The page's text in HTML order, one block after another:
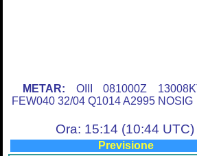
METAR: OIII 081000Z
FEW040 32/04 Q1014 A2995 NOSIG
Ora: 15:14 (10:44 UTC)
Previsione